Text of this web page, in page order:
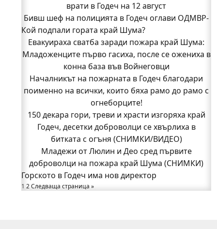
врати в Годеч на 12 август
Бивш шеф на полицията в Годеч оглави ОДМВР-
Видин
Кой подпали гората край Шума?
Младежи от Люлин и Део сред първите
доброволци на пожара край Шума (СНИМКИ)
Началникът на пожарната в Годеч благодари
поименно на всички, които бяха рамо до рамо с
огнеборците!
150 декара гори, треви и храсти изгоряха край
Годеч, десетки доброволци се хвърлиха в
битката с огъня (СНИМКИ/ВИДЕО)
Полицията влиза в селата
Възможни са прекъсвания на тока утре в части
от община Годеч
Какво накара Яна и Станимир да изберат Годеч
Кой подпали гората край Шума?
Евакуираха сватба заради пожара край Шума:
Младоженците първо гасиха, после се ожениха в
конна база във Войнеговци
Началникът на пожарната в Годеч благодари
поименно на всички, които бяха рамо до рамо с
огнеборците!
150 декара гори, треви и храсти изгоряха край
Годеч, десетки доброволци се хвърлиха в
битката с огъня (СНИМКИ/ВИДЕО)
Младежи от Люлин и Део сред първите
доброволци на пожара край Шума (СНИМКИ)
Горското в Годеч има нов директор
1 2Следваща страница »